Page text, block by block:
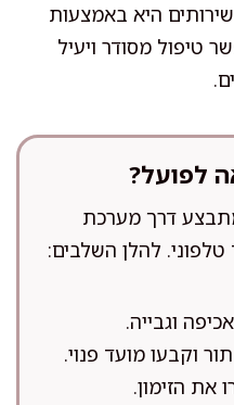
היא באמצעות
מסודר ויעיל
לפועל?
דרך מערכת
להלן השלבים:
וגבייה.
וקבעו מועד פנוי.
את הזימון.